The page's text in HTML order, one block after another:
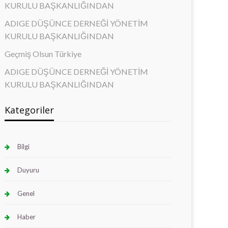
KURULU BAŞKANLIĞINDAN
ADIGE DÜŞÜNCE DERNEĞİ YÖNETİM
KURULU BAŞKANLIĞINDAN
Geçmiş Olsun Türkiye
ADIGE DÜŞÜNCE DERNEĞİ YÖNETİM
KURULU BAŞKANLIĞINDAN
Kategoriler
Bilgi
Duyuru
Genel
Haber